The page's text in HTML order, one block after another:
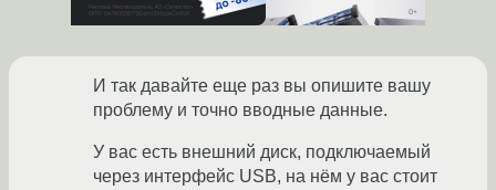
И так давайте еще раз вы опишите вашу
проблему и точно вводные данные.
У вас есть внешний диск, подключаемый
через интерфейс USB, на нём у вас стоит